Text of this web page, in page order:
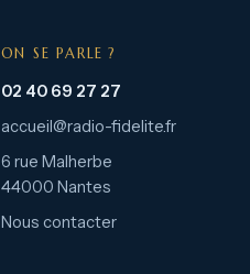
ON SE PARLE ?
02 40 69 27 27
accueil@radio-fidelite.fr
6 rue Malherbe
44000 Nantes
Nous contacter